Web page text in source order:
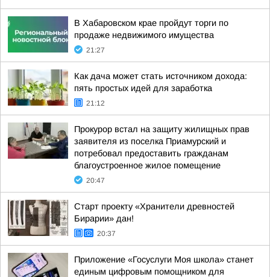
В Хабаровском крае пройдут торги по
продаже недвижимого имущества
21:27
Как дача может стать источником дохода:
пять простых идей для заработка
21:12
Прокурор встал на защиту жилищных прав
заявителя из поселка Приамурский и
потребовал предоставить гражданам
благоустроенное жилое помещение
20:47
Старт проекту «Хранители древностей
Бирарии» дан!
20:37
Приложение «Госуслуги Моя школа» станет
единым цифровым помощником для